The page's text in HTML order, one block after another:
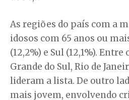
As regiões do país com a
idosos com 65 anos ou
(12,2%) e Sul (12,1%). Entre
Grande do Sul, Rio de
lideram a lista. De outro
mais jovem, envolvendo